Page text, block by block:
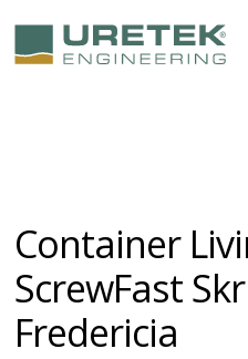
Container
ScrewFast
Fredericia